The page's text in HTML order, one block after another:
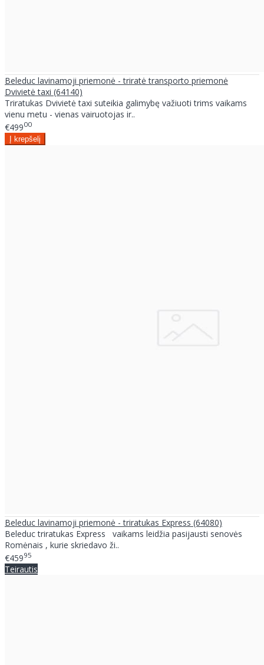
Beleduc lavinamoji priemonė - triratė transporto priemonė
Dvivietė taxi (64140)
Triratukas Dvivietė taxi suteikia galimybę važiuoti trims vaikams
vienu metu - vienas vairuotojas ir..
€49900
Beleduc lavinamoji priemonė - triratukas Express (64080)
Beleduc triratukas Express vaikams leidžia pasijausti senovės
Romėnais , kurie skriedavo ži..
€45995
Teirautis